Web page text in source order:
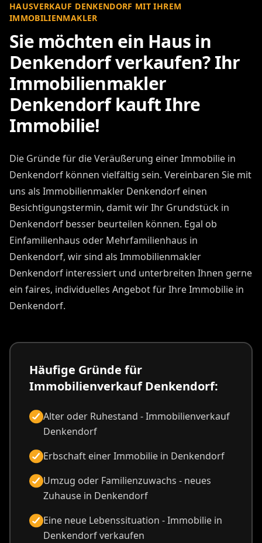
HAUSVERKAUF DENKENDORF MIT IHREM
IMMOBILIENMAKLER
Sie möchten ein Haus in
Denkendorf verkaufen? Ihr
Immobilienmakler
Denkendorf kauft Ihre
Immobilie!
Die Gründe für die Veräußerung einer Immobilie in
Denkendorf können vielfältig sein. Vereinbaren Sie mit
uns als Immobilienmakler Denkendorf einen
Besichtigungstermin, damit wir Ihr Grundstück in
Denkendorf besser beurteilen können. Egal ob
Einfamilienhaus oder Mehrfamilienhaus in
Denkendorf, wir sind als Immobilienmakler
Denkendorf interessiert und unterbreiten Ihnen gerne
ein faires, individuelles Angebot für Ihre Immobilie in
Denkendorf.
Häufige Gründe für
Immobilienverkauf Denkendorf:
Alter oder Ruhestand - Immobilienverkauf
Denkendorf
Erbschaft einer Immobilie in Denkendorf
Umzug oder Familienzuwachs - neues
Zuhause in Denkendorf
Eine neue Lebenssituation - Immobilie in
Denkendorf verkaufen